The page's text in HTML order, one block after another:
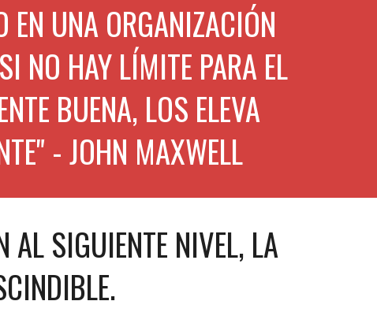
EN UNA ORGANIZACIÓN
NO HAY LÍMITE PARA EL
BUENA, LOS ELEVA
- JOHN MAXWELL
AL SIGUIENTE NIVEL, LA